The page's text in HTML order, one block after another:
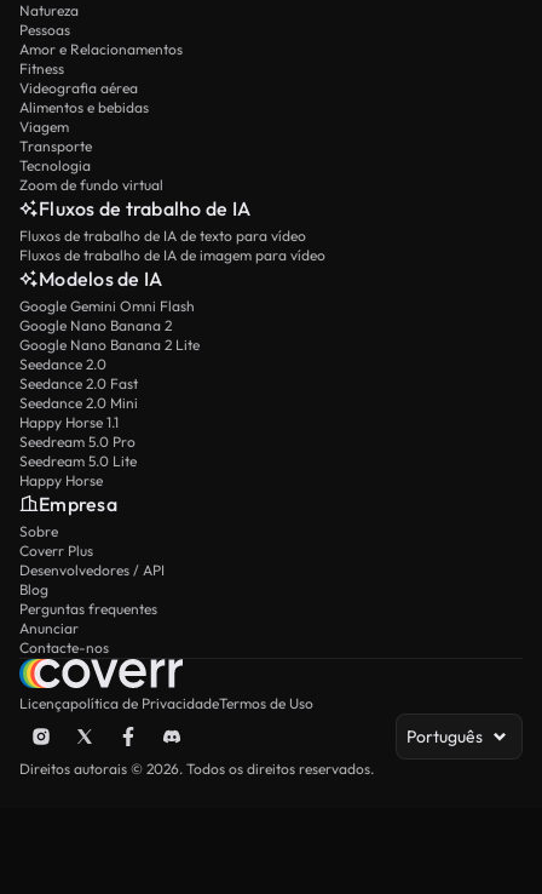
Natureza
Pessoas
Amor e Relacionamentos
Fitness
Videografia aérea
Alimentos e bebidas
Viagem
Transporte
Tecnologia
Zoom de fundo virtual
Fluxos de trabalho de IA
Fluxos de trabalho de IA de texto para vídeo
Fluxos de trabalho de IA de imagem para vídeo
Modelos de IA
Google Gemini Omni Flash
Google Nano Banana 2
Google Nano Banana 2 Lite
Seedance 2.0
Seedance 2.0 Fast
Seedance 2.0 Mini
Happy Horse 1.1
Seedream 5.0 Pro
Seedream 5.0 Lite
Happy Horse
Empresa
Sobre
Coverr Plus
Desenvolvedores / API
Blog
Perguntas frequentes
Anunciar
Contacte-nos
Licençapolítica de PrivacidadeTermos de Uso
Português
Direitos autorais © 2026. Todos os direitos reservados.